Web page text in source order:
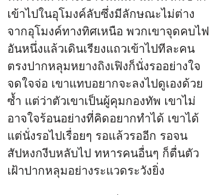
เข้าไปในอุโมงค์ลับซึ่งมีลักษณะไม่ต่าง
จากอุโมงค์ทางทิศเหนือ พวกเขาจุดคบไฟ
อันหนึ่งแล้วเดินเรียงแถวเข้าไปทีละคน
ตรงปากหลุมหยางถิงเฟิงก็นั่งรออย่างใจ
จดใจจ่อ เขาแทบอยากจะลงไปดูเองด้วย
ซ้ำ แต่ว่าตัวเขาเป็นผู้คุมกองทัพ เขาไม่
อาจใจร้อนอย่างที่คิดอยากทำได้ เขาได้
แต่นั่งรอไปเรื่อยๆ รอแล้วรออีก รอจน
สัปหงกงีบหลับไป ทหารคนอื่นๆ ก็ตื่นตัว
เฝ้าปากหลุมอย่างระแวดระวังยิ่ง